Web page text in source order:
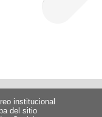
institucional
del sitio